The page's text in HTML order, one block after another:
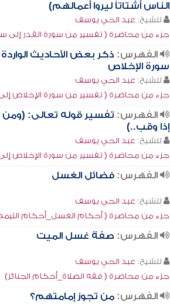
الناس أشتاتاً ليروا أعمالهم)
للشيخ: عبد الحي يوسف
جزء من محاضرة ( تفسير من سورة القدر إلى
الفهرس: ذكر بعض الأحاديث
سورة الإخلاص
للشيخ: عبد الحي يوسف
جزء من محاضرة ( تفسير من سورة الإخلاص
الفهرس: تفسير قوله تعالى:
إذا وقب..)
للشيخ: عبد الحي يوسف
جزء من محاضرة ( تفسير من سورة الإخلاص
الفهرس: فضائل الغسل
للشيخ: عبد الحي يوسف
جزء من محاضرة ( أحكام الغسل_أحكام
الفهرس: صفة غسل الميت
للشيخ: عبد الحي يوسف
جزء من محاضرة ( فقه الصلاة_أحكام الجنائز)
الفهرس: من تجوز إمامتهم؟